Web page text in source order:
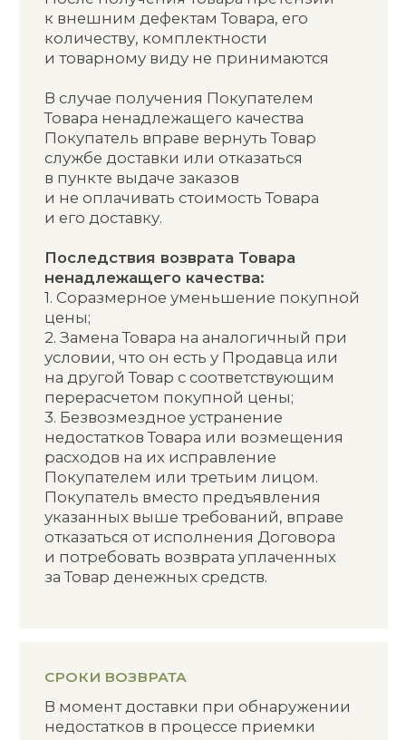
+7 (901) 461-98-67
info@ditalir.ru
Wildberries Ozon Яндекс Маркет
Летуаль
Магнит Маркет
Золотое яблоко Детский мир
Аптеки Плюс
ИП Диденков А.Н.
г. Москва, ул. Днепропетровская
д.2, БЦ: Глобал Сити,офис 220
Политика конфиденциальности
Публичная оферта
Согласие на обработку ПД
МЫ НА МАРКЕТПЛЕЙСАХ
РЕКВИЗИТЫ
ДОКУМЕНТЫ
ИНФОРМАЦИЯ
Принимаем к оплате
КОНТАКТЫ
и на условиях, указанных вПолитике кофиденциальности
даю согласиена получение рассылок посредством электронной
Получить скидку